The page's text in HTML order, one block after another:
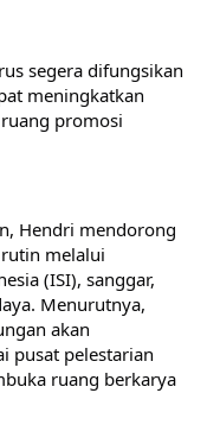
segera difungsikan
meningkatkan
promosi
Hendri mendorong
melalui
(ISI), sanggar,
Menurutnya,
akan
pusat pelestarian
ruang berkarya